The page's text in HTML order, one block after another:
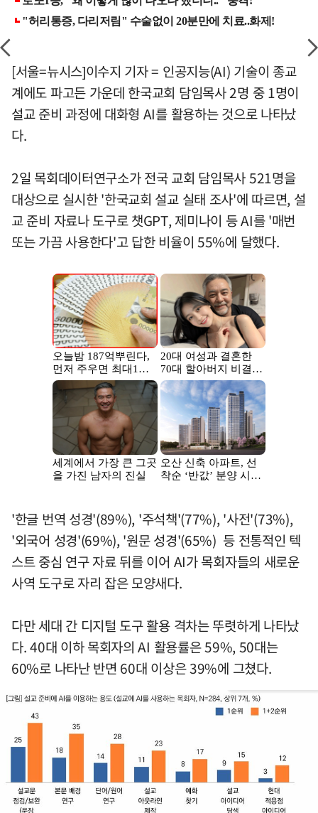
[서울=뉴시스]이수지 기자 = 인공지능(AI) 기술이 종교
계에도 파고든 가운데 한국교회 담임목사 2명 중 1명이
설교 준비 과정에 대화형 AI를 활용하는 것으로 나타났
다.
2일 목회데이터연구소가 전국 교회 담임목사 521명을
대상으로 실시한 '한국교회 설교 실태 조사'에 따르면, 설
교 준비 자료나 도구로 챗GPT, 제미나이 등 AI를 '매번
또는 가끔 사용한다'고 답한 비율이 55%에 달했다.
'한글 번역 성경'(89%), '주석책'(77%), '사전'(73%),
'외국어 성경'(69%), '원문 성경'(65%) 등 전통적인 텍
스트 중심 연구 자료 뒤를 이어 AI가 목회자들의 새로운
사역 도구로 자리 잡은 모양새다.
다만 세대 간 디지털 도구 활용 격차는 뚜렷하게 나타났
다. 40대 이하 목회자의 AI 활용률은 59%, 50대는
60%로 나타난 반면 60대 이상은 39%에 그쳤다.